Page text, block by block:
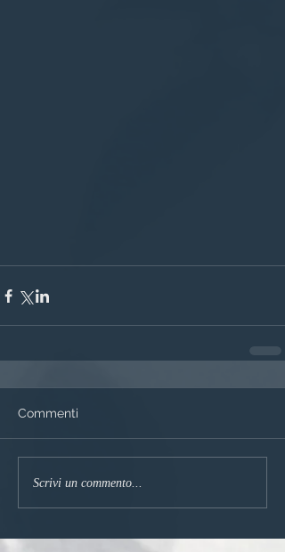
Commenti
Scrivi un commento...